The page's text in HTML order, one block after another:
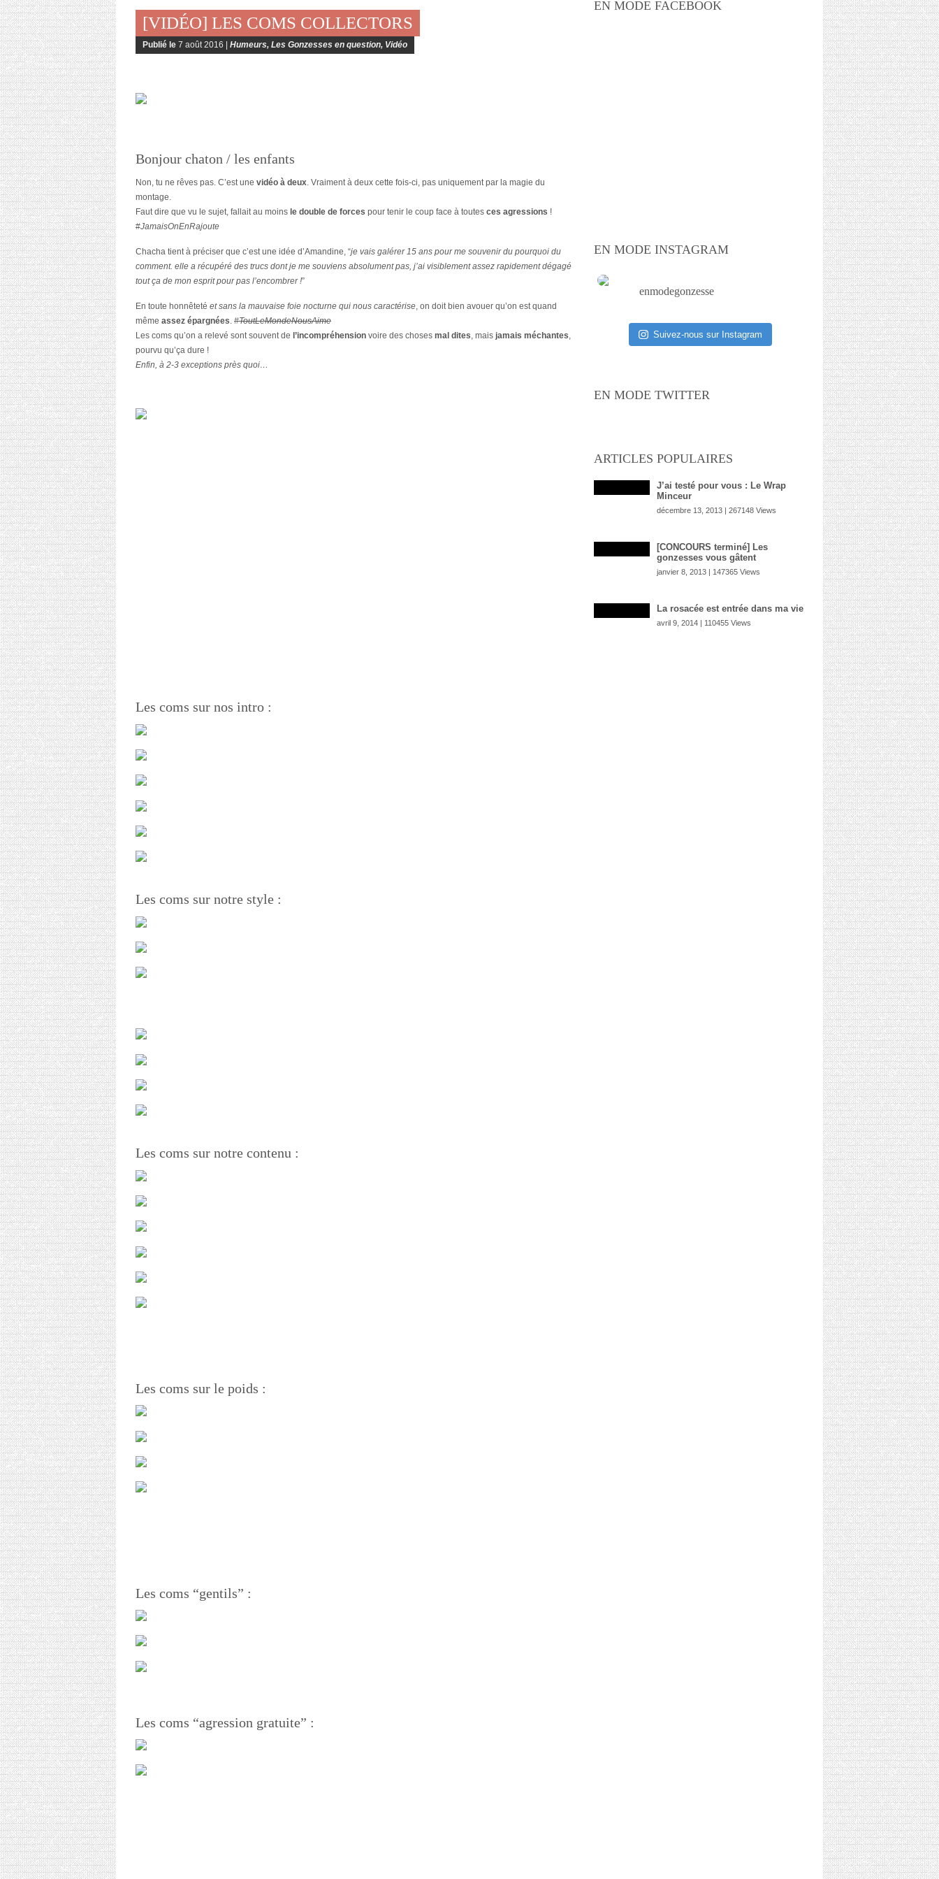
[VIDÉO] LES COMS COLLECTORS
Publié le 7 août 2016 | Humeurs, Les Gonzesses en question, Vidéo
Bonjour chaton / les enfants
Non, tu ne rêves pas. C’est une vidéo à deux. Vraiment à deux cette fois-ci, pas uniquement par la magie du
montage.
Faut dire que vu le sujet, fallait au moins le double de forces pour tenir le coup face à toutes ces agressions !
#JamaisOnEnRajoute
Chacha tient à préciser que c’est une idée d’Amandine, “je vais galérer 15 ans pour me souvenir du pourquoi du
comment. elle a récupéré des trucs dont je me souviens absolument pas, j’ai visiblement assez rapidement dégagé
tout ça de mon esprit pour pas l’encombrer !”
En toute honnêteté et sans la mauvaise foie nocturne qui nous caractérise, on doit bien avouer qu’on est quand
même assez épargnées. #ToutLeMondeNousAime
Les coms qu’on a relevé sont souvent de l’incompréhension voire des choses mal dites, mais jamais méchantes,
pourvu qu’ça dure !
Enfin, à 2-3 exceptions près quoi…
Les coms sur nos intro :
Les coms sur notre style :
Les coms sur notre contenu :
Les coms sur le poids :
Les coms “gentils” :
Les coms “agression gratuite” :
EN MODE FACEBOOK
EN MODE INSTAGRAM
enmodegonzesse
Suivez-nous sur Instagram
EN MODE TWITTER
ARTICLES POPULAIRES
J’ai testé pour vous : Le Wrap
Minceur
décembre 13, 2013 | 267148 Views
[CONCOURS terminé] Les
gonzesses vous gâtent
janvier 8, 2013 | 147365 Views
La rosacée est entrée dans ma vie
avril 9, 2014 | 110455 Views